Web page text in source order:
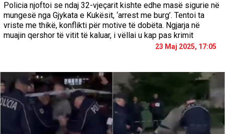
Policia njoftoi se ndaj 32-vjeçarit kishte edhe masë sigurie në
mungesë nga Gjykata e Kukësit, ‘arrest me burg’. Tentoi ta
vriste me thikë, konflikti për motive të dobëta. Ngjarja në
muajin qershor të vitit të kaluar, i vëllai u kap pas krimit
23 Maj 2025, 17:05